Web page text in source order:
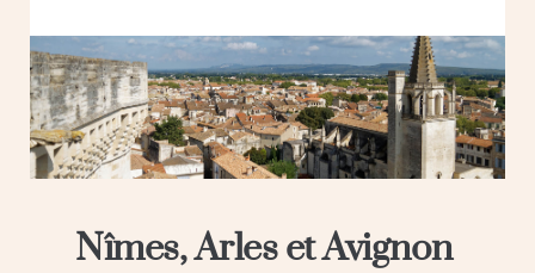
Nîmes, Arles et Avignon